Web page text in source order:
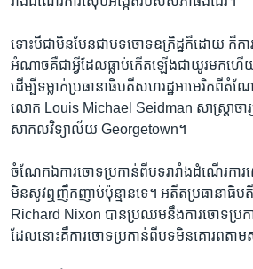
ទោះបីជា​មិន​មែន​ជា​បទ​ចោទ​ឧក្រិដ្ឋ​ក៏​ដោយ ក៏​ក
អំណាច​គឺ​ជា​អ្វី​ដែល​ធ្លាប់​កើត​ឡើង​ជា​យូរ​មក​ហើ
ដើម្បី​ទម្លាក់​ប្រធានាធិបតី​សហរដ្ឋ​អាមេរិក​ពី​តំ
លោក Louis Michael Seidman សាស្ត្រាចារ្យ​
សាកល​វិទ្យាល័យ Georgetown។
ចំណែក​ឯ​ការ​ចោទ​ប្រកាន់​ពី​បទ​រារាំង​ដំណើរកា
មិន​សូវ​ឮ​ញឹកញាប់​ប៉ុន្មាន​ទេ។ អតីត​ប្រធានាធិប
Richard Nixon បាន​ប្រឈម​នឹង​ការ​ចោទ​ប្រកា
ដែល​នោះ​គឺ​ការ​ចោទ​ប្រកាន់​ពី​បទ​មិន​គោរព​តាម​